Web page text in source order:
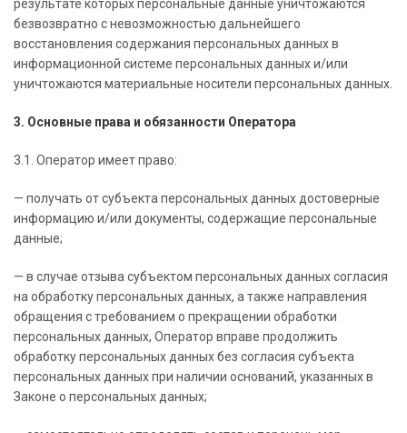
результате которых персональные данные уничтожаются
безвозвратно с невозможностью дальнейшего
восстановления содержания персональных данных в
информационной системе персональных данных и/или
уничтожаются материальные носители персональных данных.
3. Основные права и обязанности Оператора
3.1. Оператор имеет право:
— получать от субъекта персональных данных достоверные
информацию и/или документы, содержащие персональные
данные;
— в случае отзыва субъектом персональных данных согласия
на обработку персональных данных, а также направления
обращения с требованием о прекращении обработки
персональных данных, Оператор вправе продолжить
обработку персональных данных без согласия субъекта
персональных данных при наличии оснований, указанных в
Законе о персональных данных;